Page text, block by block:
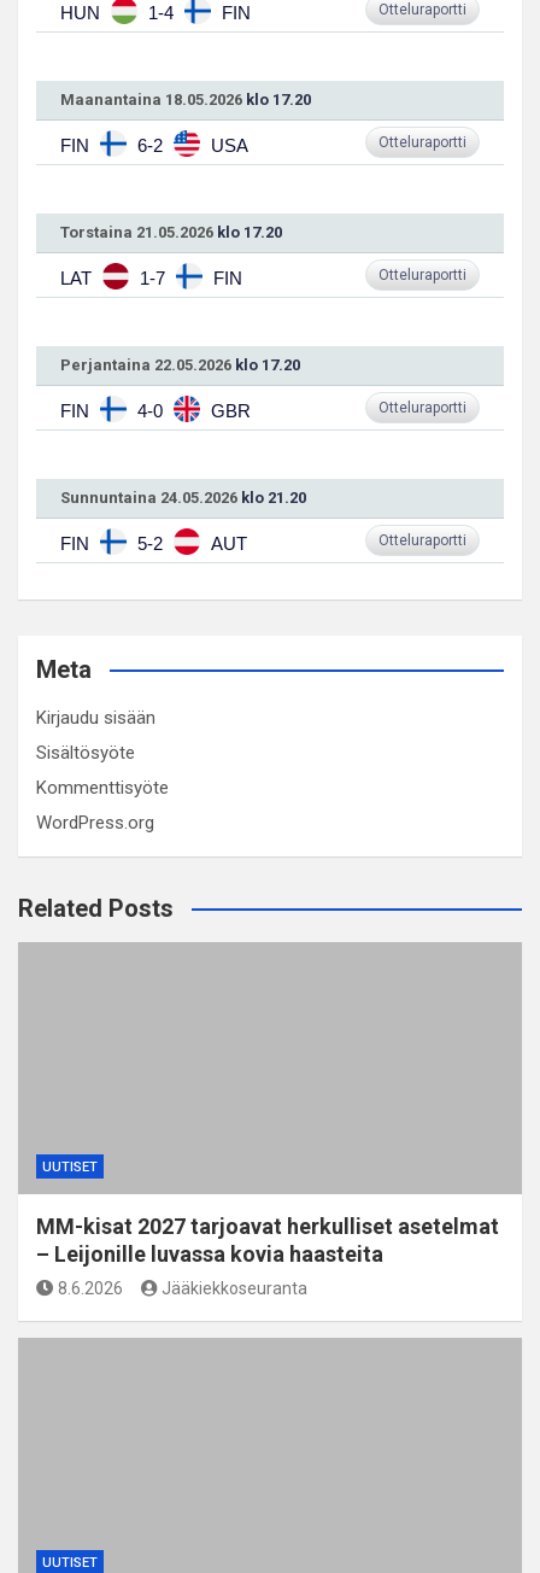
HUN 1-4 FIN Otteluraportti
Maanantaina 18.05.2026 klo 17.20
FIN 6-2 USA Otteluraportti
Torstaina 21.05.2026 klo 17.20
LAT 1-7 FIN Otteluraportti
Perjantaina 22.05.2026 klo 17.20
FIN 4-0 GBR Otteluraportti
Sunnuntaina 24.05.2026 klo 21.20
FIN 5-2 AUT Otteluraportti
Meta
Kirjaudu sisään
Sisältösyöte
Kommenttisyöte
WordPress.org
Related Posts
UUTISET
MM-kisat 2027 tarjoavat herkulliset asetelmat
– Leijonille luvassa kovia haasteita
8.6.2026 Jääkiekkoseuranta
UUTISET